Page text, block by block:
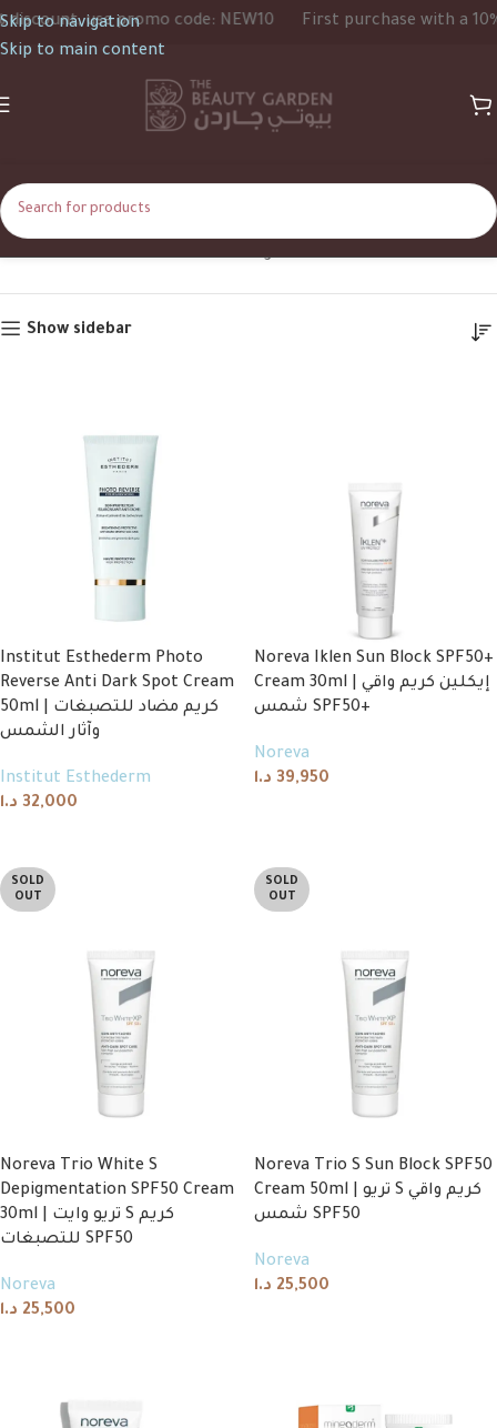
Skip to navigation
Skip to main content
use promo code: NEW10 First purchase with a 10%
UV Filters Home Product Ingredients UV Filters
Show sidebar
Institut Esthederm Photo
Reverse Anti Dark Spot Cream
50ml | كريم مضاد للتصبغات
وآثار الشمس
Institut Esthederm
32,000 د.ا
Noreva Iklen Sun Block SPF50+
Cream 30ml | إيكلين كريم واقي
شمس SPF50+
Noreva
39,950 د.ا
SOLD
OUT
Noreva Trio White S
Depigmentation SPF50 Cream
30ml | تريو وايت S كريم
للتصبغات SPF50
Noreva
25,500 د.ا
SOLD
OUT
Noreva Trio S Sun Block SPF50
Cream 50ml | تريو S كريم واقي
شمس SPF50
Noreva
25,500 د.ا